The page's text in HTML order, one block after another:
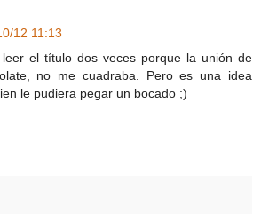
12 11:13
el título dos veces porque la unión de
no me cuadraba. Pero es una idea
le pudiera pegar un bocado ;)